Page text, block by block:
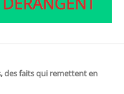
des faits qui remettent en